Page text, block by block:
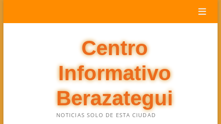
Centro
Informativo
Berazategui
NOTICIAS SOLO DE ESTA CIUDAD